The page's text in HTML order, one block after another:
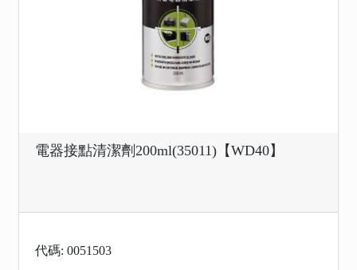
電器接點清潔劑200ml(35011)【WD40】
代碼: 0051503